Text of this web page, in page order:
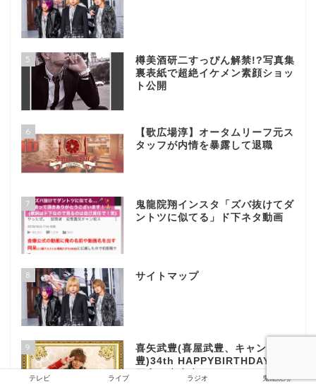
5
樽美酒研二すっぴん解禁!?写真集
裏表紙で超絶イケメン素顔ショッ
ト公開
6
【歌広場淳】オータムリーフ元ス
タッフが内情を暴露して退職
7
鬼龍院翔インスタ「ズバ抜けてダ
ントツに似てる」ド下ネタ動画
8 サイトマップ
9
喜矢武豊(喜屋武豊、キャン
豊)34th HAPPYBIRTHDAY( ´
▽ ` )ﾉ★☆☆
テレビ ライブ ラジオ 鬼龍院翔